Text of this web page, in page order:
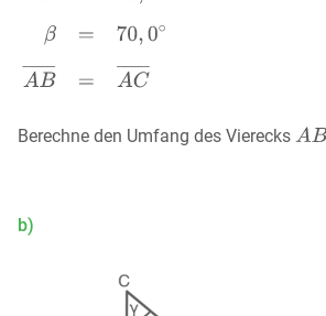
Berechne den Umfang des Vierecks
b)